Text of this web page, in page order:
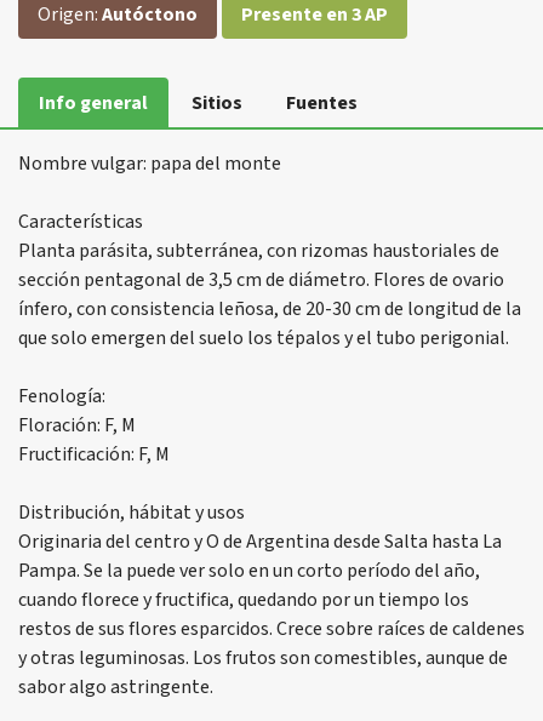
Origen:Autóctono Presente en 3 AP
Info general Sitios Fuentes
Nombre vulgar: papa del monte
Características
Planta parásita, subterránea, con rizomas haustoriales de
sección pentagonal de 3,5 cm de diámetro. Flores de ovario
ínfero, con consistencia leñosa, de 20-30 cm de longitud de la
que solo emergen del suelo los tépalos y el tubo perigonial.
Fenología:
Floración: F, M
Fructificación: F, M
Distribución, hábitat y usos
Originaria del centro y O de Argentina desde Salta hasta La
Pampa. Se la puede ver solo en un corto período del año,
cuando florece y fructifica, quedando por un tiempo los
restos de sus flores esparcidos. Crece sobre raíces de caldenes
y otras leguminosas. Los frutos son comestibles, aunque de
sabor algo astringente.